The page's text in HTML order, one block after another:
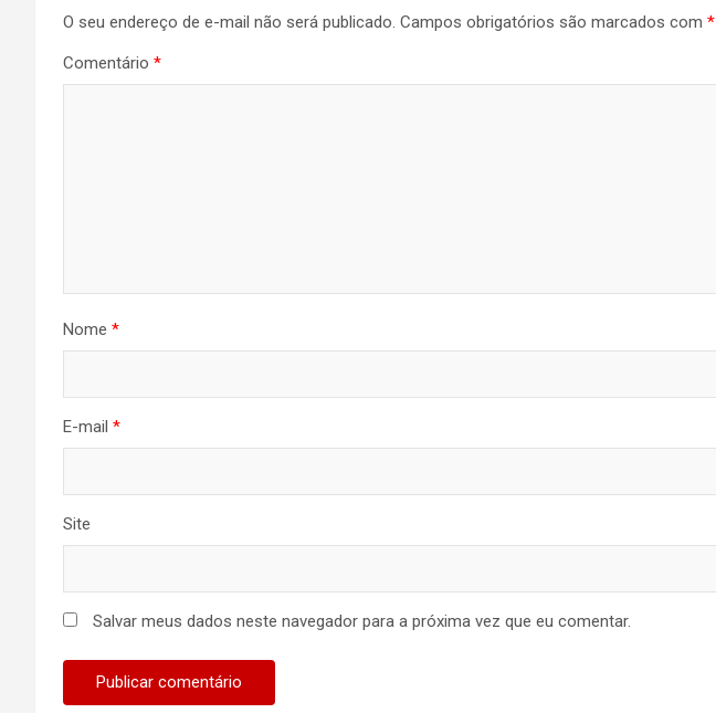
O seu endereço de e-mail não será publicado. Campos obrigatórios são marcados com *
Comentário *
Nome *
E-mail *
Site
Salvar meus dados neste navegador para a próxima vez que eu comentar.